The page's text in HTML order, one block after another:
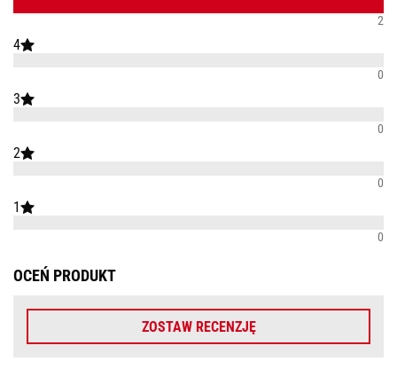
2
4
0
3
0
2
0
1
0
OCEŃ PRODUKT
ZOSTAW RECENZJĘ